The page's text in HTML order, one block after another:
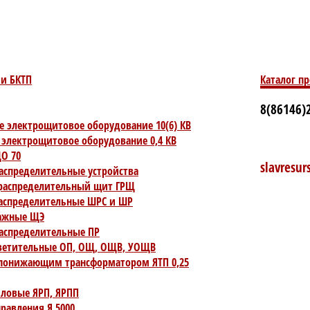
Каталог
БКТП
электрощитовое оборудование 10(6) КВ
оборудование 0,4 КВ
70
устройства
щит ГРЩ
ШРС и ШР
ЩЭ
ПР
ОП, ОЩ, ОЩВ, УОЩВ
трансформатором ЯТП 0,25
ЯРП, ЯРПП